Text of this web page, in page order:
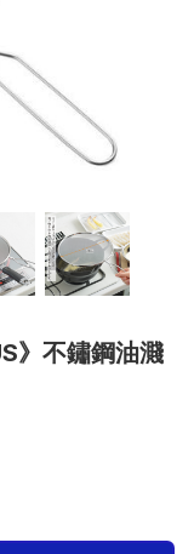
》不鏽鋼油濺